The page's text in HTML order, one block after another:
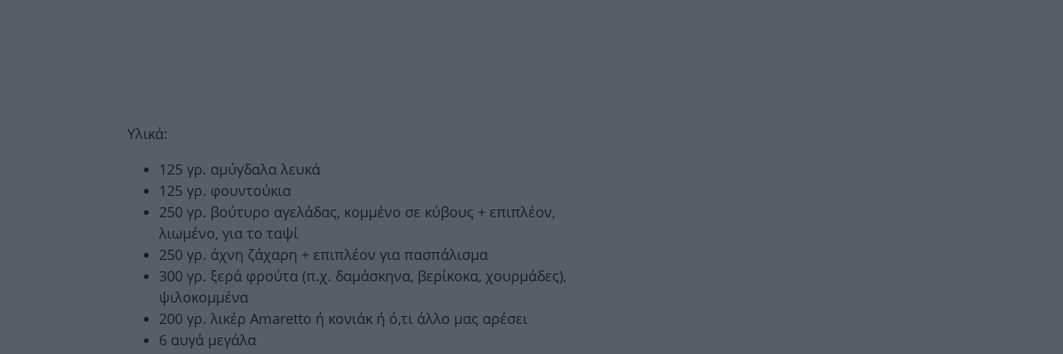
Υλικά:
125 γρ. αμύγδαλα λευκά
125 γρ. φουντούκια
250 γρ. βούτυρο αγελάδας, κομμένο σε κύβους + επιπλέον,
λιωμένο, για το ταψί
250 γρ. άχνη ζάχαρη + επιπλέον για πασπάλισμα
300 γρ. ξερά φρούτα (π.χ. δαμάσκηνα, βερίκοκα, χουρμάδες),
ψιλοκομμένα
200 γρ. λικέρ Amaretto ή κονιάκ ή ό,τι άλλο μας αρέσει
6 αυγά μεγάλα